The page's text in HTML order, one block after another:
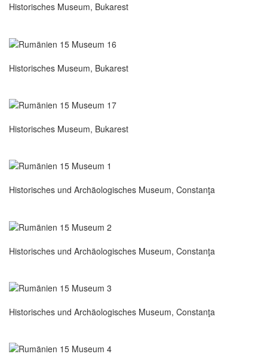
Historisches Museum, Bukarest
Historisches Museum, Bukarest
Historisches Museum, Bukarest
Historisches und Archäologisches Museum, Constanţa
Historisches und Archäologisches Museum, Constanţa
Historisches und Archäologisches Museum, Constanţa